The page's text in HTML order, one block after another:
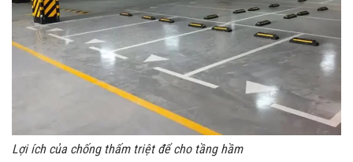
Lợi ích của chống thấm triệt để cho tầng hầm